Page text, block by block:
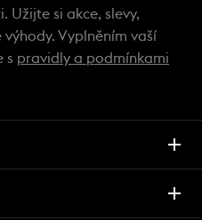
Užijte si akce, slevy,
Vyplněním vaší
s pravidly a podmínkami